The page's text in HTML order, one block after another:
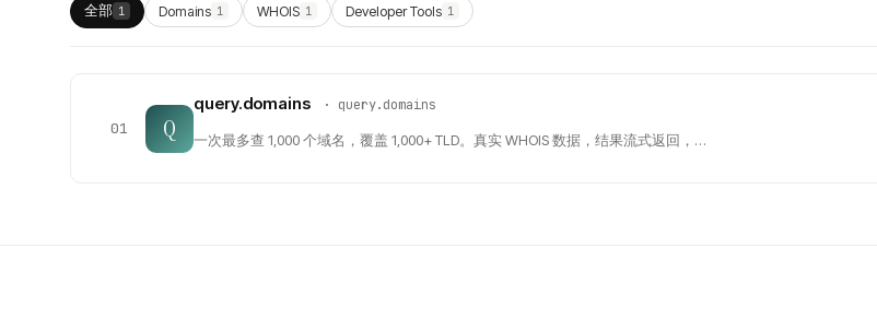
全部 1 Domains 1 WHOIS 1 Developer Tools 1
01 Q
query.domains · query.domains
一次最多查 1,000 个域名，覆盖 1,000+ TLD。真实 WHOIS 数据，结果流式返回，免费。